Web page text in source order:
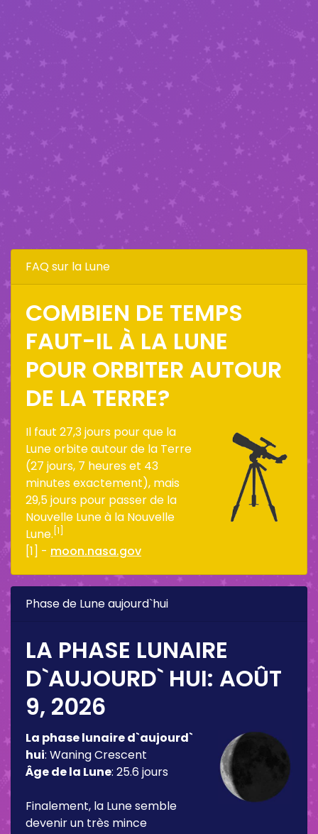
FAQ sur la Lune
COMBIEN DE TEMPS
FAUT-IL À LA LUNE
POUR ORBITER AUTOUR
DE LA TERRE?
Il faut 27,3 jours pour que la
Lune orbite autour de la Terre
(27 jours, 7 heures et 43
minutes exactement), mais
29,5 jours pour passer de la
Nouvelle Lune à la Nouvelle
Lune. [1]
[1] - moon.nasa.gov
Phase de Lune aujourd`hui
LA PHASE LUNAIRE
D`AUJOURD` HUI: AOÛT
9, 2026
La phase lunaire d`aujourd`
hui: Waning Crescent
Âge de la Lune: 25.6 jours
Finalement, la Lune semble
devenir un très mince